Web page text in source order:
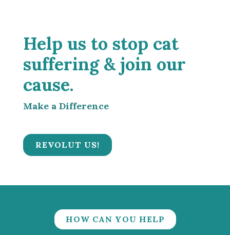
Help us to stop cat
suffering & join our
cause.
Make a Difference
REVOLUT US!
HOW CAN YOU HELP